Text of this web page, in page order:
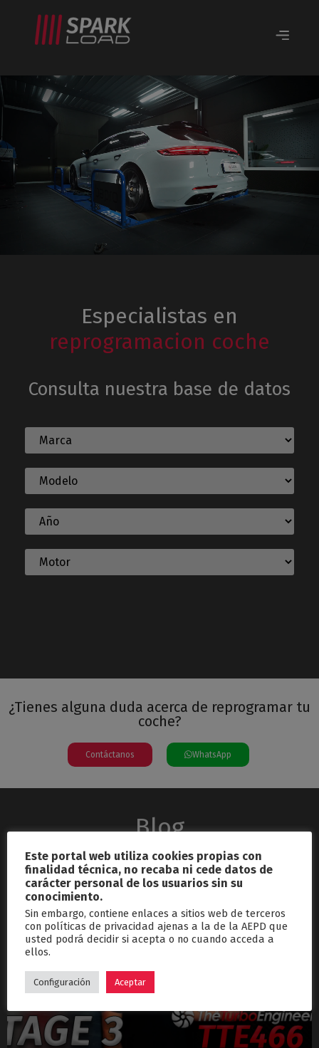
Especialistas en
reprogramacion coche
Consulta nuestra base de datos
¿Tienes alguna duda acerca de reprogramar tu
coche?
Contáctanos WhatsApp
Blog
septiembre 26, 2024
Hyundai i30N Stage 3 – Turbo TTE466
Este portal web utiliza cookies propias con
finalidad técnica, no recaba ni cede datos de
carácter personal de los usuarios sin su
conocimiento.
Sin embargo, contiene enlaces a sitios web de terceros
con políticas de privacidad ajenas a la de la AEPD que
usted podrá decidir si acepta o no cuando acceda a
ellos.
Configuración Aceptar